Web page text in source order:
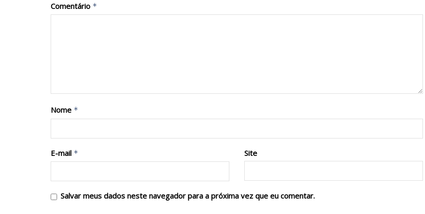
Comentário *
Nome *
E-mail * Site
Salvar meus dados neste navegador para a próxima vez que eu comentar.